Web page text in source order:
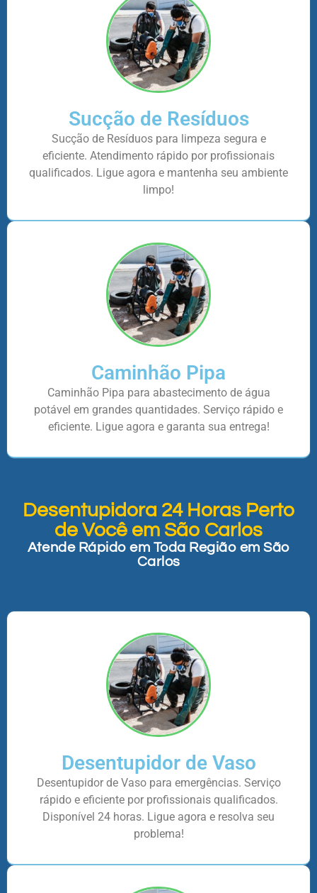
Sucção de Resíduos
Sucção de Resíduos para limpeza segura e
eficiente. Atendimento rápido por profissionais
qualificados. Ligue agora e mantenha seu ambiente
limpo!
Caminhão Pipa
Caminhão Pipa para abastecimento de água
potável em grandes quantidades. Serviço rápido e
eficiente. Ligue agora e garanta sua entrega!
Desentupidora 24 Horas Perto
de Você em São Carlos
Atende Rápido em Toda Região em São
Carlos
Desentupidor de Vaso
Desentupidor de Vaso para emergências. Serviço
rápido e eficiente por profissionais qualificados.
Disponível 24 horas. Ligue agora e resolva seu
problema!